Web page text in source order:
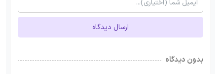
ارسال دیدگاه
بدون دیدگاه